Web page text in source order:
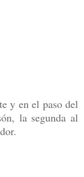
y en el paso del
la segunda al